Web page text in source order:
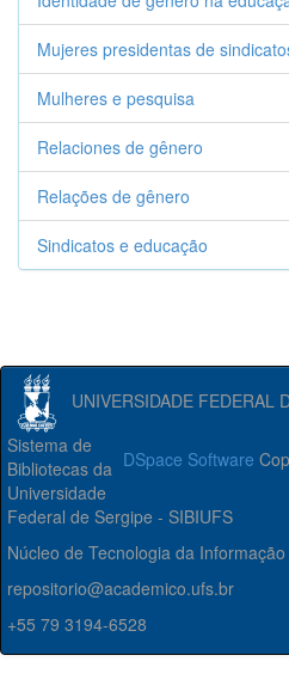
Mujeres presidentas de
Mulheres e pesquisa
Relaciones de gênero
Relações de gênero
Sindicatos e educação
UNIVERSIDADE FEDERAL
DSpace Software
Sistema de
Bibliotecas da
Universidade
Federal de Sergipe - SIBIUFS
Núcleo de Tecnologia da
repositorio@academico.ufs.br
+55 79 3194-6528